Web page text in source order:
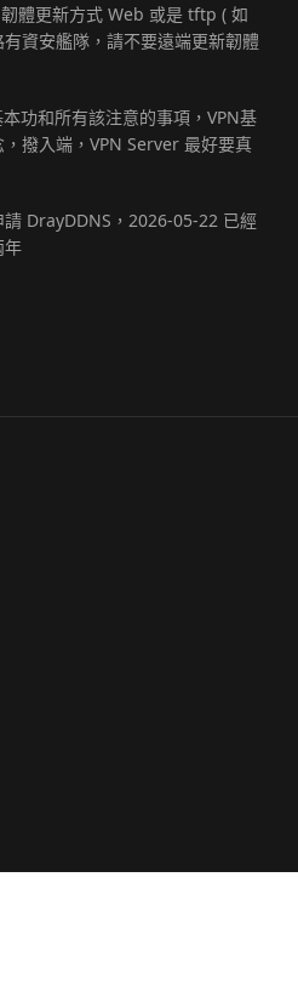
體更新方式 Web 或是 tftp ( 如
有資安艦隊，請不要遠端更新韌體
本功和所有該注意的事項，VPN基
，撥入端，VPN Server 最好要真
請 DrayDDNS，2026-05-22 已經
年